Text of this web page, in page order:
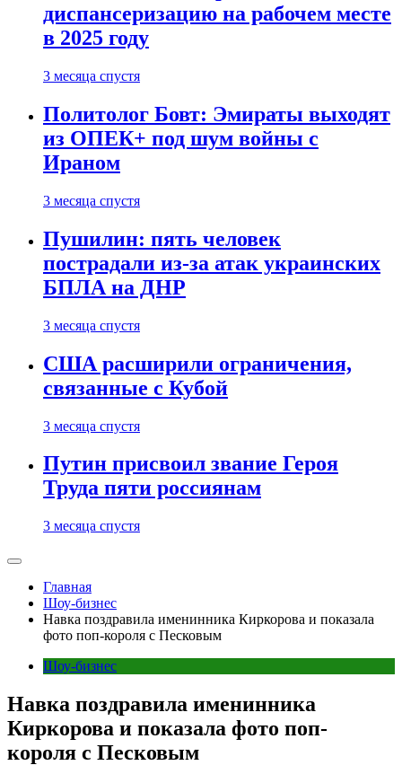
диспансеризацию на рабочем месте
в 2025 году
3 месяца спустя
Политолог Бовт: Эмираты выходят
из ОПЕК+ под шум войны с
Ираном
3 месяца спустя
Пушилин: пять человек
пострадали из-за атак украинских
БПЛА на ДНР
3 месяца спустя
США расширили ограничения,
связанные с Кубой
3 месяца спустя
Путин присвоил звание Героя
Труда пяти россиянам
3 месяца спустя
Главная
Шоу-бизнес
Навка поздравила именинника Киркорова и показала
фото поп-короля с Песковым
Шоу-бизнес
Навка поздравила именинника
Киркорова и показала фото поп-
короля с Песковым